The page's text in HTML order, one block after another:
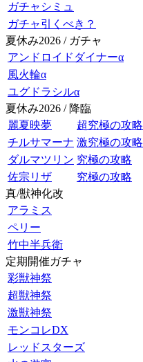
ガチャシミュ
ガチャ引くべき？
夏休み2026 / ガチャ
アンドロイドダイナーα
風火輪α
ユグドラシルα
夏休み2026 / 降臨
麗夏映夢
超究極の攻略
チルサマーナ 激究極の攻略
ダルマツリン 究極の攻略
佐宗リザ
究極の攻略
真/獣神化改
アラミス
ペリー
竹中半兵衛
定期開催ガチャ
彩獣神祭
超獣神祭
激獣神祭
モンコレDX
レッドスターズ